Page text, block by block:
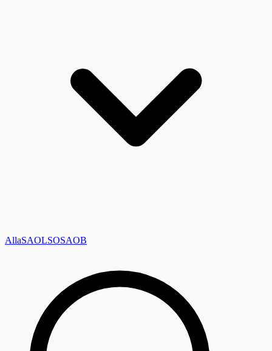
AllaSAOLSOSAOB